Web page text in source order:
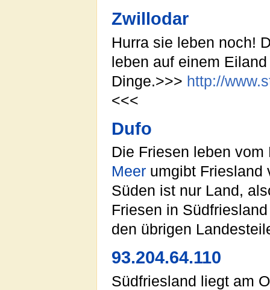
Zwillodar
Hurra sie leben noch!
leben auf einem
Dinge.>>> http://
<<<
Dufo
Die Friesen leben
Meer umgibt Friesland
Süden ist nur Land,
Friesen in
den übrigen
93.204.64.110
Südfriesland liegt am